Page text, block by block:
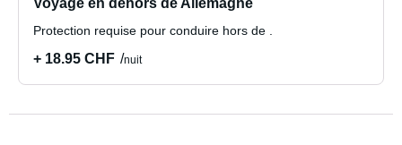
Voyage en dehors de Allemagne
Protection requise pour conduire hors de .
+ 18.95 CHF nuit